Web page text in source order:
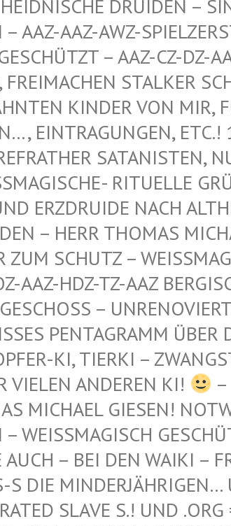
DRUIDEN –
AAZ-AWZ-
– AAZ-CZ-DZ-
STALKER
KINDER VON MIR,
EINTRAGUNGEN, ETC.!
SATANISTEN,
RITUELLE
NACH
THOMAS MICHAEL
SCHUTZ –
TZ-AAZ BERGISCH
– UNRENOVIERTE-VZ
ÜBER DER
TIERKI –
ANDEREN KI!
MICHAEL GIESEN!
– BEI DEN WAIKI –
MINDERJÄHRIGEN…
SLAVE S.! UND .ORG